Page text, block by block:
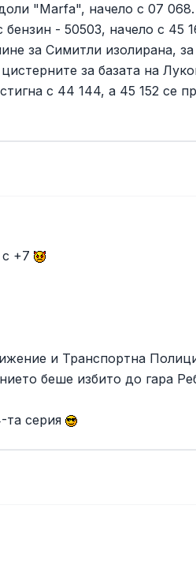
"Marfa", начело с 07
- 50503, начело с 45
за Симитли изолирана,
за базата на
с 44 144, а 45 152 се
+7
и Транспортна
беше избито до гара
та серия